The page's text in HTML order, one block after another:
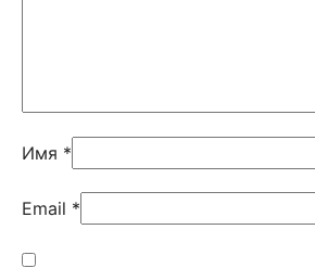
Имя *
Email *